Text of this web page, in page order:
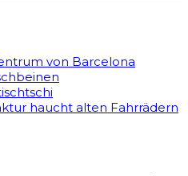
von Barcelona
haucht alten Fahrrädern